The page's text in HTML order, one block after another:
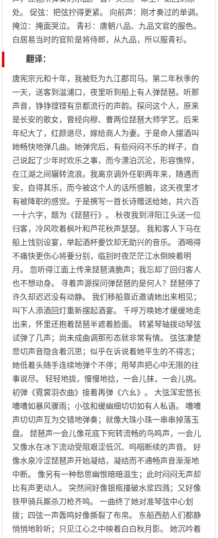
处。 促弦：把弦拧得更紧。 向前声：刚才奏过的单调。
掩泣：掩面哭泣。 青衫：唐朝八品、九品文官的服色。
白居易当时的官阶是将侍郎，从九品，所以服青衫。
翻译：
唐宪宗元和十年，我被贬为九江郡司马。第二年秋季的
一天，送客到湓浦口，夜里听到船上有人弹琵琶。听那
声音，铮铮铿铿有京都流行的声韵。探问这个人，原来
是长安的歌女，曾经向穆、曹两位琵琶大师学艺。后来
年纪大了，红颜退尽，嫁给商人为妻。于是命人摆酒叫
她畅快地弹几曲。她弹完后，有些闷闷不乐的样子，自
己说起了少年时欢乐之事，而今漂泊沉沦，形容憔悴，
在江湖之间辗转流浪。我离京调外任职两年来，随遇而
安，自得其乐，而今被这个人的话所感触，这天夜里才
有被降职的感觉。于是撰写一首长诗赠送给她，共六百
一十六字，题为《琵琶行》。 秋夜我到浔阳江头送一位
归客，冷风吹着枫叶和芦花秋声瑟瑟。 我和客人下马在
船上饯别设宴，举起酒杯要饮却无助兴的音乐。 酒喝得
不痛快更伤心将要分别，临别时夜茫茫江水倒映着明
月。 忽听得江面上传来琵琶清脆声；我忘却了回归客人
也不想动身。 寻着声源探问弹琵琶的是何人？琵琶停了
许久却迟迟没有动静。 我们移船靠近邀请她出来相见；
叫下人添酒回灯重新摆起酒宴。 千呼万唤她才缓缓地走
出来，怀里还抱着琵琶半遮着脸面。 转紧琴轴拨动琴弦
试弹了几声；尚未成曲调那形态就非常有情。 弦弦凄楚
悲切声音隐含着沉思；似乎在诉说着她平生的不得志；
她低着头随手连续地弹个不停；用琴声把心中无限的往
事说尽。 轻轻地拢，慢慢地捻，一会儿抹，一会儿挑。
初弹《霓裳羽衣曲》接着再弹《六幺》。 大弦浑宏悠长
嘈嘈如暴风骤雨；小弦和缓幽细切切如有人私语。 嘈嘈
声切切声互为交错地弹奏；就像大珠小珠一串串掉落玉
盘。 琵琶声一会儿像花底下宛转流畅的鸟鸣声，一会儿
又像水在冰下流动受阻艰涩低沉、呜咽断续的声音。 好
像水泉冷涩琵琶声开始凝结，凝结而不通畅声音渐渐地
中断。 像另有一种愁思幽恨暗暗滋生；此时闷闷无声却
比有声更动人。 突然间好像银瓶撞破水浆四溅；又好像
铁甲骑兵厮杀刀枪齐鸣。 一曲终了她对准琴弦中心划
拨；四弦一声轰鸣好像撕裂了布帛。 东船西舫人们都静
悄悄地聆听；只见江心之中映着白白秋月影。 她沉吟着